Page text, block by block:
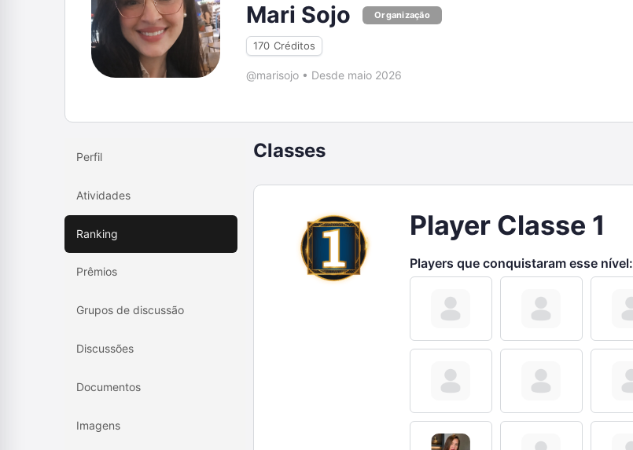
Mari Sojo Organização
170 Créditos
@marisojo • Desde maio 2026
Perfil
Atividades
Ranking
Prêmios
Grupos de discussão
Discussões
Documentos
Imagens
Classes
Player Classe 1
Players que conquistaram esse nível: